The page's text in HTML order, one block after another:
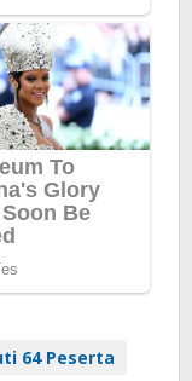
64 Peserta